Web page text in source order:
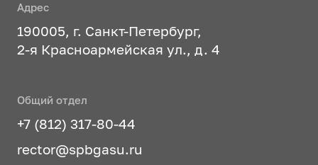
Адрес
190005, г. Санкт-Петербург,
2-я Красноармейская ул., д. 4
Общий отдел
+7 (812) 317-80-44
rector@spbgasu.ru